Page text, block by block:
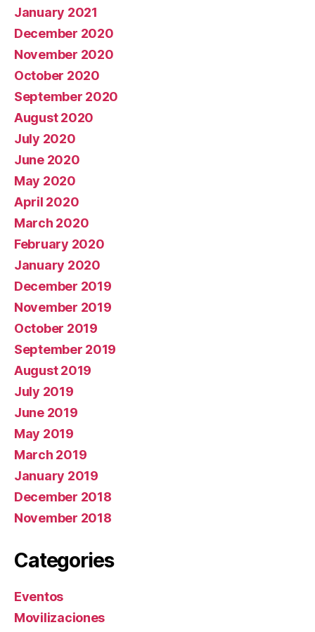
January 2021
December 2020
November 2020
October 2020
September 2020
August 2020
July 2020
June 2020
May 2020
April 2020
March 2020
February 2020
January 2020
December 2019
November 2019
October 2019
September 2019
August 2019
July 2019
June 2019
May 2019
March 2019
January 2019
December 2018
November 2018
Categories
Eventos
Movilizaciones